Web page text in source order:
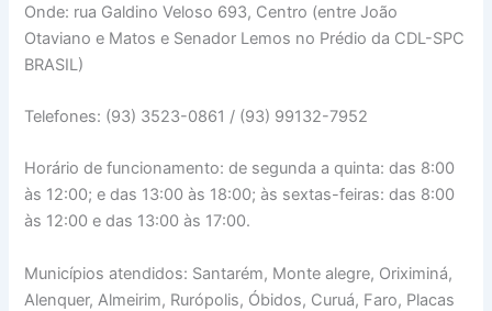
Onde: rua Galdino Veloso 693, Centro (entre João
Otaviano e Matos e Senador Lemos no Prédio da CDL-SPC
BRASIL)
Telefones: (93) 3523-0861 / (93) 99132-7952
Horário de funcionamento: de segunda a quinta: das 8:00
às 12:00; e das 13:00 às 18:00; às sextas-feiras: das 8:00
às 12:00 e das 13:00 às 17:00.
Municípios atendidos: Santarém, Monte alegre, Oriximiná,
Alenquer, Almeirim, Rurópolis, Óbidos, Curuá, Faro, Placas